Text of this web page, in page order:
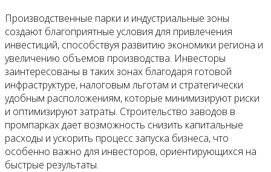
Производственные парки и индустриальные зоны
создают благоприятные условия для привлечения
инвестиций, способствуя развитию экономики региона и
увеличению объемов производства. Инвесторы
заинтересованы в таких зонах благодаря готовой
инфраструктуре, налоговым льготам и стратегически
удобным расположениям, которые минимизируют риски
и оптимизируют затраты. Строительство заводов в
промпарках дает возможность снизить капитальные
расходы и ускорить процесс запуска бизнеса, что
особенно важно для инвесторов, ориентирующихся на
быстрые результаты.